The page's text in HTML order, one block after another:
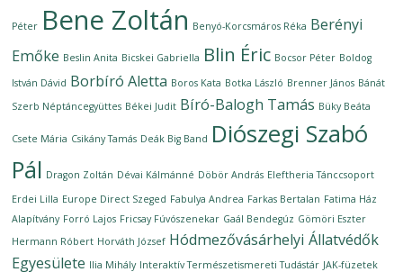
Péter Bene Zoltán Benyó-Korcsmáros Réka Berényi
Emőke Beslin Anita Bicskei Gabriella Blin Éric Bocsor Péter Boldog
István Dávid Borbíró Aletta Boros Kata Botka László Brenner János Bánát
Szerb Néptáncegyüttes Békei Judit Bíró-Balogh Tamás Büky Beáta
Csete Mária Csikány Tamás Deák Big Band Diószegi Szabó
Pál Dragon Zoltán Dévai Kálmánné Döbör András Eleftheria Tánccsoport
Erdei Lilla Europe Direct Szeged Fabulya Andrea Farkas Bertalan Fatima Ház
Alapítvány Forró Lajos Fricsay Fúvószenekar Gaál Bendegúz Gömöri Eszter
Hermann Róbert Horváth József Hódmezővásárhelyi Állatvédők
Egyesülete Ilia Mihály Interaktív Természetismereti Tudástár JAK-füzetek